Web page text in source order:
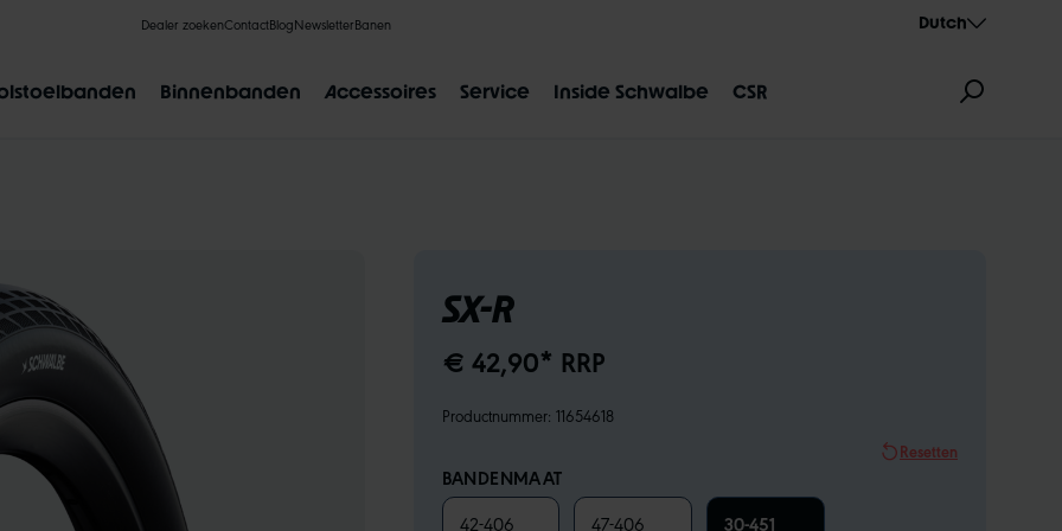
Dealer zoekenContactBlogNewsletterBanen Dutch
Binnenbanden Accessoires Service Inside Schwalbe CSR
FAVORIETE ZOEKRESULTATEN
CLIK VALVE MAATAANDUIDING
SX-R
€ 42,90* RRP
Productnummer: 11654618
Resetten
BANDENMAAT
42-406 47-406 30-451